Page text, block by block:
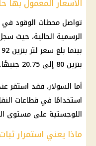
تواصل محطات الوقود في
بنزين 80 إلى 20.75 جنيهًا.
استخدامًا في قطاعات
اللوجستية على مستوى
ماذا يعني استمرار